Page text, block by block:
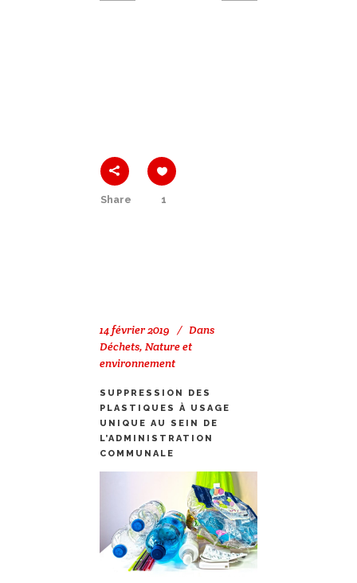
Share 1
14 février 2019
Dans
Déchets, Nature et
environnement
SUPPRESSION DES
PLASTIQUES À USAGE
UNIQUE AU SEIN DE
L’ADMINISTRATION
COMMUNALE